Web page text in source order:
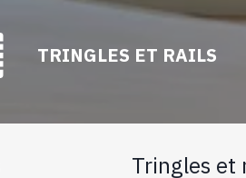
TRINGLES ET RAILS
Tringles et